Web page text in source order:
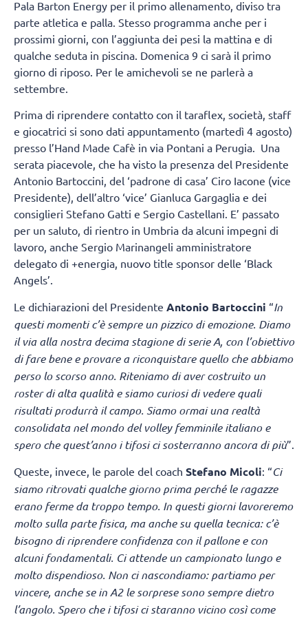
Pala Barton Energy per il primo allenamento, diviso tra
parte atletica e palla. Stesso programma anche per i
prossimi giorni, con l’aggiunta dei pesi la mattina e di
qualche seduta in piscina. Domenica 9 ci sarà il primo
giorno di riposo. Per le amichevoli se ne parlerà a
settembre.
Prima di riprendere contatto con il taraflex, società, staff
e giocatrici si sono dati appuntamento (martedì 4 agosto)
presso l’Hand Made Cafè in via Pontani a Perugia. Una
serata piacevole, che ha visto la presenza del Presidente
Antonio Bartoccini, del ‘padrone di casa’ Ciro Iacone (vice
Presidente), dell’altro ‘vice’ Gianluca Gargaglia e dei
consiglieri Stefano Gatti e Sergio Castellani. E’ passato
per un saluto, di rientro in Umbria da alcuni impegni di
lavoro, anche Sergio Marinangeli amministratore
delegato di +energia, nuovo title sponsor delle ‘Black
Angels’.
Le dichiarazioni del Presidente Antonio Bartoccini “In
questi momenti c’è sempre un pizzico di emozione. Diamo
il via alla nostra decima stagione di serie A, con l’obiettivo
di fare bene e provare a riconquistare quello che abbiamo
perso lo scorso anno. Riteniamo di aver costruito un
roster di alta qualità e siamo curiosi di vedere quali
risultati produrrà il campo. Siamo ormai una realtà
consolidata nel mondo del volley femminile italiano e
spero che quest’anno i tifosi ci sosterranno ancora di più”.
Queste, invece, le parole del coach Stefano Micoli: “Ci
siamo ritrovati qualche giorno prima perché le ragazze
erano ferme da troppo tempo. In questi giorni lavoreremo
molto sulla parte fisica, ma anche su quella tecnica: c’è
bisogno di riprendere confidenza con il pallone e con
alcuni fondamentali. Ci attende un campionato lungo e
molto dispendioso. Non ci nascondiamo: partiamo per
vincere, anche se in A2 le sorprese sono sempre dietro
l’angolo. Spero che i tifosi ci staranno vicino così come